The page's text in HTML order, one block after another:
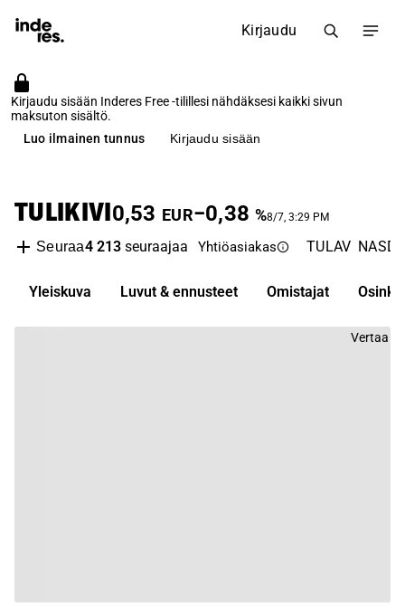
Kirjaudu
Kirjaudu sisään Inderes Free -tilillesi nähdäksesi kaikki sivun
maksuton sisältö.
Luo ilmainen tunnus
Kirjaudu sisään
TULIKIVI0,53 EUR−0,38 %8/7, 3:29 PM
Seuraa4 213seuraajaa Yhtiöasiakas TULAV
Yleiskuva Luvut & ennusteet Omistajat Osinko
Vertaa